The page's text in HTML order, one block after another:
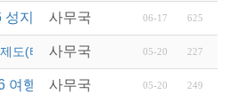
성지혜윰길 파트너 여행사 선정 모집
사무국 06-17 625
도(타 시,도)] 2027 논산 세계 딸기
사무국 05-20 227
여행업 종사자 직무역량 강화 교육’
사무국 05-20 249